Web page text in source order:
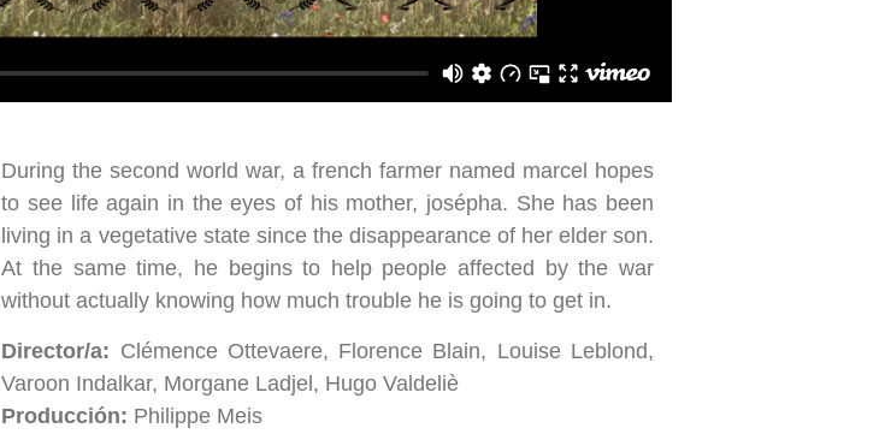
During the second world war, a french farmer named marcel hopes
to see life again in the eyes of his mother, josépha. She has been
living in a vegetative state since the disappearance of her elder son.
At the same time, he begins to help people affected by the war
without actually knowing how much trouble he is going to get in.
Director/a: Clémence Ottevaere, Florence Blain, Louise Leblond,
Varoon Indalkar, Morgane Ladjel, Hugo Valdeliè
Producción: Philippe Meis